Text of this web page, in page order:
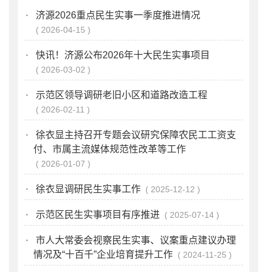
· 济源2026重点民生实事一季度推进情况
2026-04-15
· 快讯！济源公布2026年十大民生实事项目
2026-03-02
· 示范区领导调研老旧小区和道路改造工程
2026-02-11
·
徐衣显主持召开专题会议研究保障农民工工资支
付、市属主流媒体规范性改革等工作
2026-01-07
· 徐衣显调研民生实事工作 2025-12-12
· 示范区民生实事项目有序推进 2025-07-14
·
市人大常委会视察民生实事、议案重点建议办理
情况及“十百千”企业培育提升工作
2024-11-25